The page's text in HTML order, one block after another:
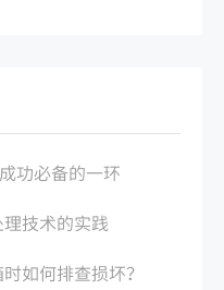
功必备的一环
技术的实践
如何排查损坏？